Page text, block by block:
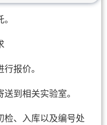
报价。
到相关实验室。
检、入库以及编号处